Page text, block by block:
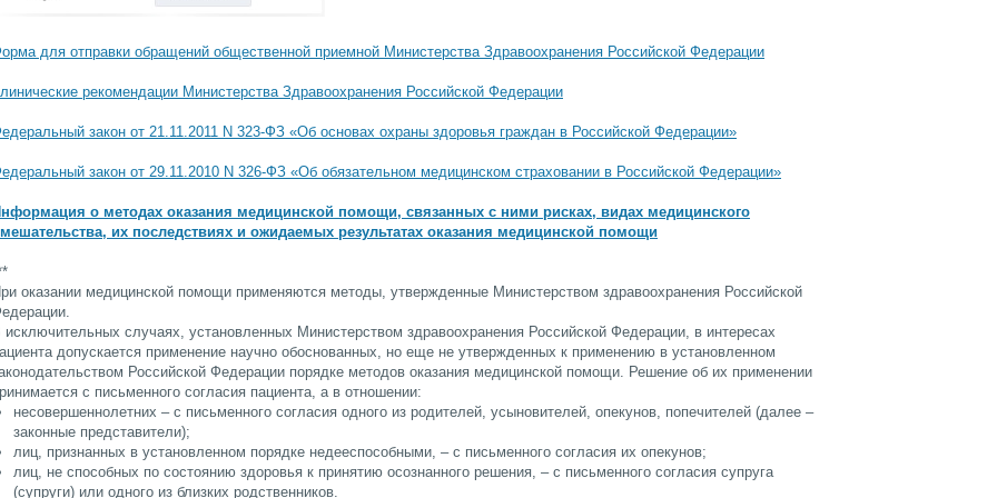
для отправки обращений общественной приемной Министерства Здравоохранения Российской Федерации
рекомендации Министерства Здравоохранения Российской Федерации
закон от 21.11.2011 N 323-ФЗ «Об основах охраны здоровья граждан в Российской Федерации»
закон от 29.11.2010 N 326-ФЗ «Об обязательном медицинском страховании в Российской Федерации»
о методах оказания медицинской помощи, связанных с ними рисках, видах медицинского
их последствиях и ожидаемых результатах оказания медицинской помощи
оказании медицинской помощи применяются методы, утвержденные Министерством здравоохранения Российской
исключительных случаях, установленных Министерством здравоохранения Российской Федерации, в интересах
допускается применение научно обоснованных, но еще не утвержденных к применению в установленном
Российской Федерации порядке методов оказания медицинской помощи. Решение об их применении
с письменного согласия пациента, а в отношении:
несовершеннолетних – с письменного согласия одного из родителей, усыновителей, опекунов, попечителей (далее –
законные представители);
лиц, признанных в установленном порядке недееспособными, – с письменного согласия их опекунов;
лиц, не способных по состоянию здоровья к принятию осознанного решения, – с письменного согласия супруга
(супруги) или одного из близких родственников.